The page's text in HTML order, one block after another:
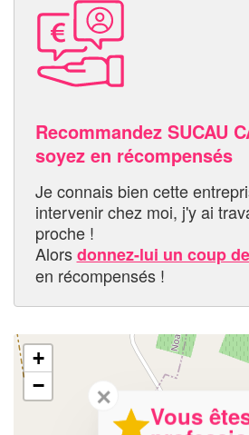
Recommandez SUCAU
soyez en récompensés
Je connais bien cette
intervenir chez moi, j'y ai
proche !
Alorsdonnez-lui un coup
en récompensés !
+
−
✕
Vous